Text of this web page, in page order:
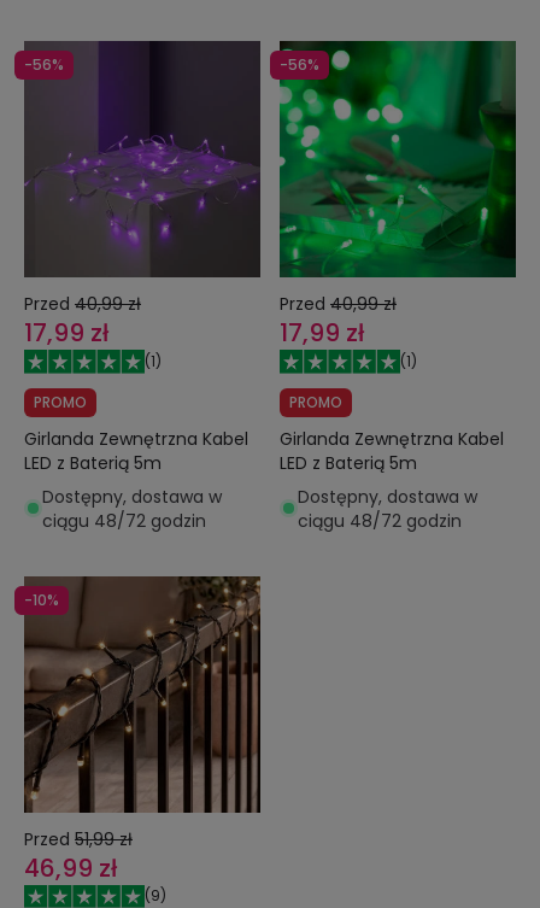
-56%
Przed 40,99 zł
17,99 zł
(1)
PROMO
Girlanda Zewnętrzna Kabel
LED z Baterią 5m
Dostępny, dostawa w
ciągu 48/72 godzin
-56%
Przed 40,99 zł
17,99 zł
(1)
PROMO
Girlanda Zewnętrzna Kabel
LED z Baterią 5m
Dostępny, dostawa w
ciągu 48/72 godzin
-10%
Przed 51,99 zł
46,99 zł
(9)